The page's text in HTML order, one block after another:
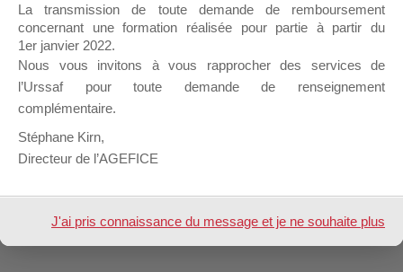
Inscription
Forum
Signature
LEMONNIER Marc
Nom &
Prénom
La transmission de toute demande de remboursement
concernant une formation réalisée pour partie à partir du
1er janvier 2022.
Nous vous invitons à vous rapprocher des services de
l’Urssaf pour toute demande de renseignement
complémentaire.
Stéphane Kirn,
Directeur de l’AGEFICE
J'ai pris connaissance du message et je ne souhaite plus